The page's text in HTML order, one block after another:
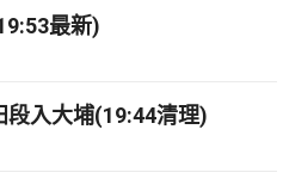
最新)
段入大埔(19:44清理)